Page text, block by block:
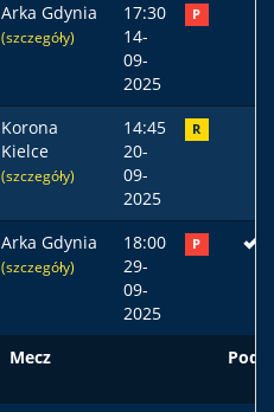
Arka Gdynia
(szczegóły)
17:30
14-
09-
2025
P
Korona
Kielce
(szczegóły)
14:45
20-
09-
2025
R
Arka Gdynia
(szczegóły)
18:00
29-
09-
2025
P
Mecz Podst